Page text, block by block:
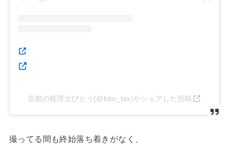
京都の税理士びとう(@bito_tax)がシェアした投稿
撮ってる間も終始落ち着きがなく、